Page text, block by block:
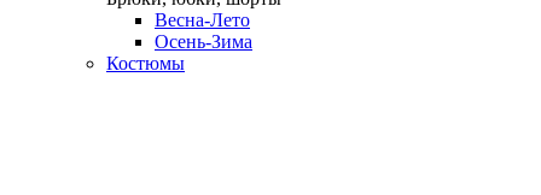
Весна-Лето
Осень-Зима
Костюмы